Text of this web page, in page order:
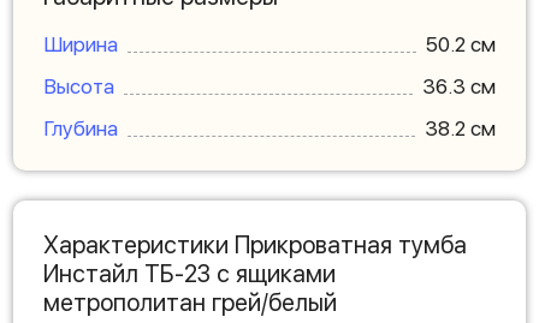
Ширина
50.2 см
Высота
36.3 см
Глубина
38.2 см
Характеристики Прикроватная тумба
Инстайл ТБ-23 с ящиками
метрополитан грей/белый